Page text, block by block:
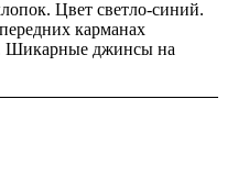
Цвет светло-синий.
карманах
Шикарные джинсы на